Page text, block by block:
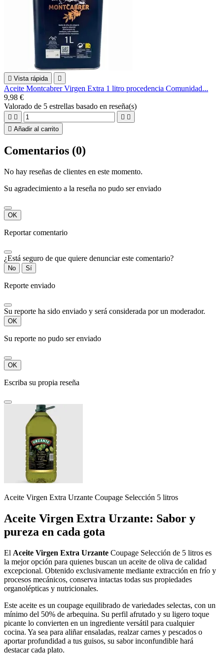
 Vista rápida 
Aceite Montcabrer Virgen Extra 1 litro procedencia Comunidad...
9,98 €
Valorado de 5 estrellas basado en reseña(s)
   
 Añadir al carrito
Comentarios (0)
No hay reseñas de clientes en este momento.
Su agradecimiento a la reseña no pudo ser enviado
OK
Reportar comentario
¿Está seguro de que quiere denunciar este comentario?
No Sí
Reporte enviado
Su reporte ha sido enviado y será considerada por un moderador.
OK
Su reporte no pudo ser enviado
OK
Escriba su propia reseña
Aceite Virgen Extra Urzante Coupage Selección 5 litros
Aceite Virgen Extra Urzante: Sabor y
pureza en cada gota
El Aceite Virgen Extra Urzante Coupage Selección de 5 litros es
la mejor opción para quienes buscan un aceite de oliva de calidad
excepcional. Obtenido exclusivamente mediante extracción en frío y
procesos mecánicos, conserva intactas todas sus propiedades
organolépticas y nutricionales.
Este aceite es un coupage equilibrado de variedades selectas, con un
mínimo del 50% de arbequina. Su perfil afrutado y su ligero toque
picante lo convierten en un ingrediente versátil para cualquier
cocina. Ya sea para aliñar ensaladas, realzar carnes y pescados o
aportar profundidad a tus guisos, su sabor inconfundible hará
destacar cada plato.